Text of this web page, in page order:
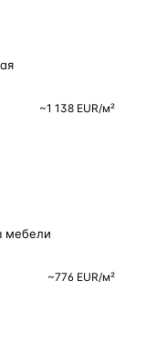
~1 138 EUR/м²
мебели
~776 EUR/м²